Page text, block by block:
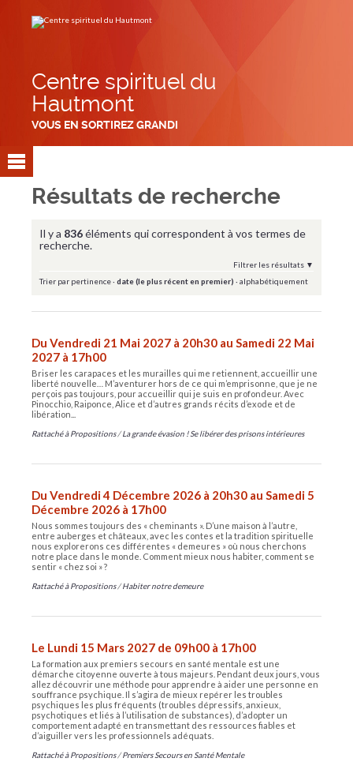
contenu.
Centre spirituel du
Hautmont
VOUS EN SORTIREZ GRANDI
Résultats de recherche
Il y a 836éléments qui correspondent à vos termes de
recherche.
Filtrer les résultats
Trier par pertinence· date (le plus récent en premier) · alphabétiquement
Du Vendredi 21 Mai 2027 à 20h30 au Samedi 22 Mai
2027 à 17h00
Briser les carapaces et les murailles qui me retiennent, accueillir une
liberté nouvelle… M’aventurer hors de ce qui m’emprisonne, que je ne
perçois pas toujours, pour accueillir qui je suis en profondeur. Avec
Pinocchio, Raiponce, Alice et d’autres grands récits d’exode et de
libération...
Rattaché à Propositions /La grande évasion ! Se libérer des prisons intérieures
Du Vendredi 4 Décembre 2026 à 20h30 au Samedi 5
Décembre 2026 à 17h00
Nous sommes toujours des « cheminants ». D’une maison à l’autre,
entre auberges et châteaux, avec les contes et la tradition spirituelle
nous explorerons ces différentes « demeures » où nous cherchons
notre place dans le monde. Comment mieux nous habiter, comment se
sentir « chez soi » ?
Rattaché à Propositions /Habiter notre demeure
Le Lundi 15 Mars 2027 de 09h00 à 17h00
La formation aux premiers secours en santé mentale est une
démarche citoyenne ouverte à tous majeurs. Pendant deux jours, vous
allez découvrir une méthode pour apprendre à aider une personne en
souffrance psychique. Il s’agira de mieux repérer les troubles
psychiques les plus fréquents (troubles dépressifs, anxieux,
psychotiques et liés à l’utilisation de substances), d’adopter un
comportement adapté en transmettant des ressources fiables et
d’aiguiller vers les professionnels adéquats.
Rattaché à Propositions /Premiers Secours en Santé Mentale